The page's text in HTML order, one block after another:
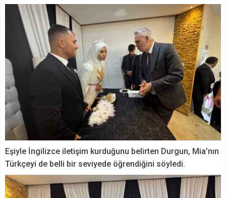
Eşiyle İngilizce iletişim kurduğunu belirten Durgun, Mia’nın
Türkçeyi de belli bir seviyede öğrendiğini söyledi.